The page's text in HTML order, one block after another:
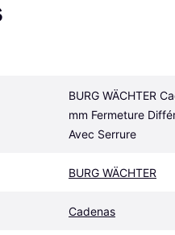
BURG WÄCHTER
mm Fermeture
Avec Serrure
BURG WÄCHTER
Cadenas